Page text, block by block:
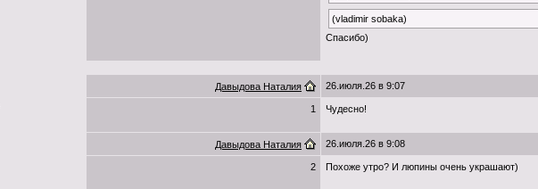
(vladimir sobaka)
Спасибо)
Давыдова Наталия 26.июля.26 в 9:07
1 Чудесно!
Давыдова Наталия 26.июля.26 в 9:08
2 Похоже утро? И люпины очень украшают)